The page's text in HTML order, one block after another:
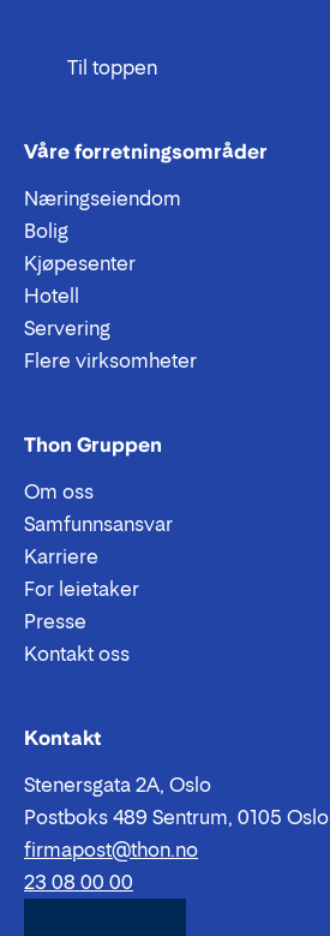
Til toppen
Våre forretningsområder
Næringseiendom
Bolig
Kjøpesenter
Hotell
Servering
Flere virksomheter
Thon Gruppen
Om oss
Samfunnsansvar
Karriere
For leietaker
Presse
Kontakt oss
Kontakt
Stenersgata 2A, Oslo
Postboks 489 Sentrum, 0105 Oslo
Epost:
firmapost@thon.no
Telefon:
23 08 00 00